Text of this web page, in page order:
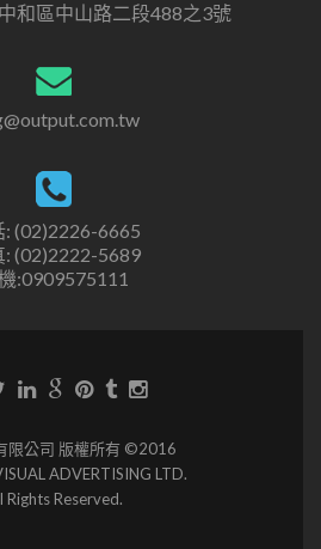
和區中山路二段488之3號
: (02)2226-6665
: (02)2222-5689
:0909575111
限公司 版權所有 ©2016
ADVERTISING LTD.
Rights Reserved.